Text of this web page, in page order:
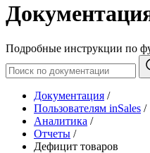
Подробные инструкции по
Документация /
Пользователям inSales /
Аналитика /
Отчеты /
Дефицит товаров